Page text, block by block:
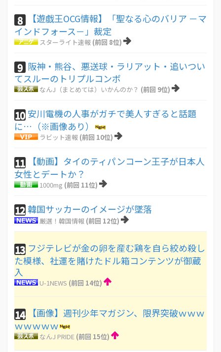
8
【遊戯王OCG情報】「聖なる心のバリア －マ
インドフォース－」裁定
スターライト速報 (前回 8位)
9 阪神・熊谷、悪送球・ラリアット・追いつい
てスルーのトリプルコンボ
なんJ（まとめては）いかんのか？ (前回 9位)
10 安川電機の人事がガチで美人すぎると話題
に…（※画像あり）
ラビット速報 (前回 10位)
11
【動画】タイのティパンコーン王子が日本人
女性とデートか？
1000mg (前回 11位)
12韓国サッカーのイメージが墜落
厳選！韓国情報 (前回 12位)
13 フジテレビが金の卵を産む鶏を自ら絞め殺し
た模様、社運を賭けたドル箱コンテンツが御蔵
入
U-1NEWS (前回 14位)
14
【画像】週刊少年マガジン、限界突破ｗｗｗ
ｗｗｗｗｗ
なんJ PRIDE (前回 15位)